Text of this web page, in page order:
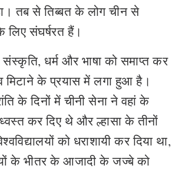
तब से तिब्बत के लोग चीन से
संघर्षरत हैं।
संस्कृति, धर्म और भाषा को समाप्त कर
मिटाने के प्रयास में लगा हुआ है।
के दिनों में चीनी सेना ने वहां के
कर दिए थे और ल्हासा के तीनों
को धराशायी कर दिया था,
के भीतर के आजादी के जज्बे को